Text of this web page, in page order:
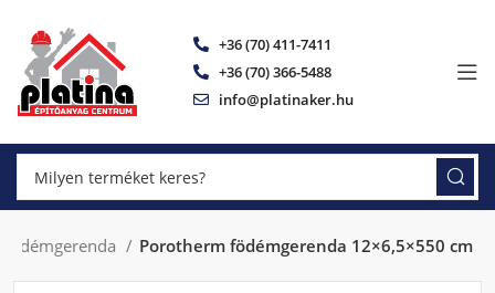
+36 (70) 411-7411
+36 (70) 366-5488
info@platinaker.hu
Porotherm födémgerenda 12×6,5×550 cm